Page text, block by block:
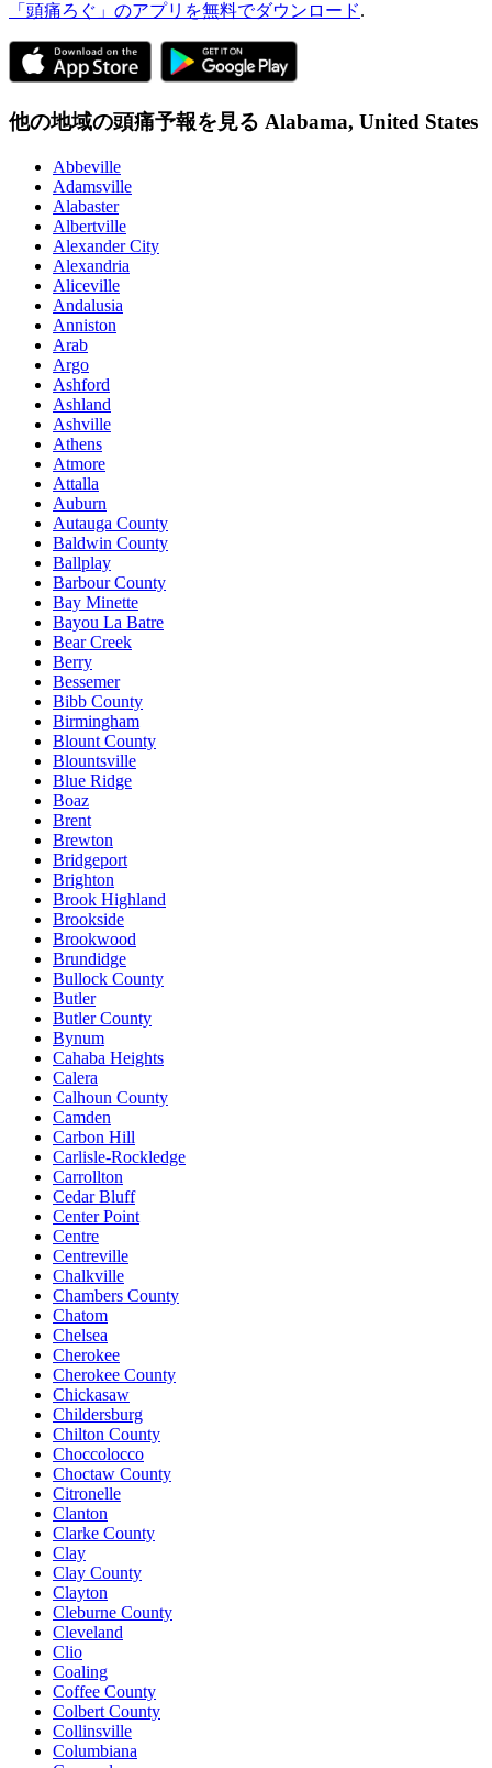
「頭痛ろぐ」のアプリを無料でダウンロード.
他の地域の頭痛予報を見る Alabama, United States
Abbeville
Adamsville
Alabaster
Albertville
Alexander City
Alexandria
Aliceville
Andalusia
Anniston
Arab
Argo
Ashford
Ashland
Ashville
Athens
Atmore
Attalla
Auburn
Autauga County
Baldwin County
Ballplay
Barbour County
Bay Minette
Bayou La Batre
Bear Creek
Berry
Bessemer
Bibb County
Birmingham
Blount County
Blountsville
Blue Ridge
Boaz
Brent
Brewton
Bridgeport
Brighton
Brook Highland
Brookside
Brookwood
Brundidge
Bullock County
Butler
Butler County
Bynum
Cahaba Heights
Calera
Calhoun County
Camden
Carbon Hill
Carlisle-Rockledge
Carrollton
Cedar Bluff
Center Point
Centre
Centreville
Chalkville
Chambers County
Chatom
Chelsea
Cherokee
Cherokee County
Chickasaw
Childersburg
Chilton County
Choccolocco
Choctaw County
Citronelle
Clanton
Clarke County
Clay
Clay County
Clayton
Cleburne County
Cleveland
Clio
Coaling
Coffee County
Colbert County
Collinsville
Columbiana